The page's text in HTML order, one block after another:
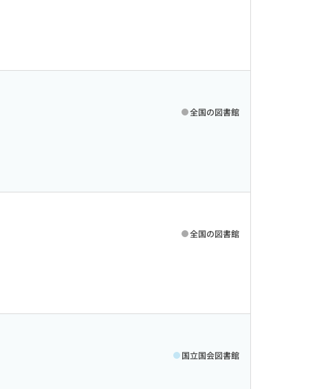
全国の図書館
全国の図書館
国立国会図書館